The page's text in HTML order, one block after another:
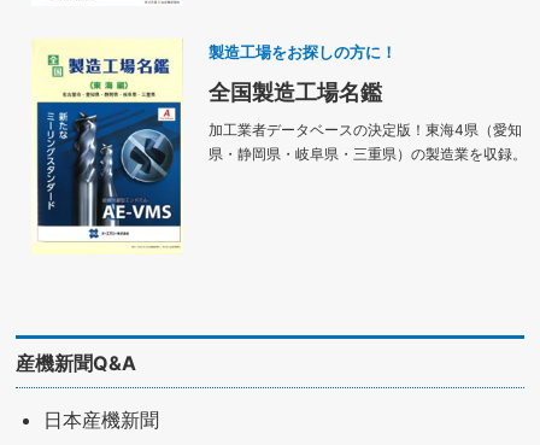
製造工場をお探しの方に！
全国製造工場名鑑
加工業者データベースの決定版！東海4県（愛知
県・静岡県・岐阜県・三重県）の製造業を収録。
産機新聞Q&A
日本産機新聞